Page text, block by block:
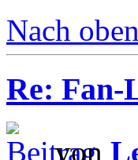
Nach oben
Re: Fan-
von